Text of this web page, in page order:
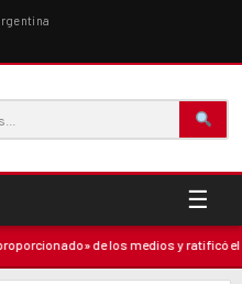
☰
de los medios y ratificó el